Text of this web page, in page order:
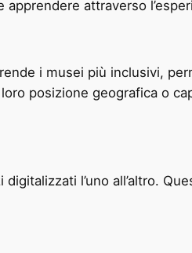
attraverso
i musei più inclusivi,
posizione geografica o
l’uno all’altro.